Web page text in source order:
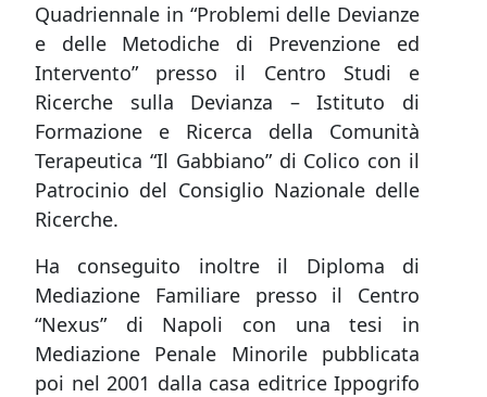
Quadriennale in “Problemi delle Devianze
e delle Metodiche di Prevenzione ed
Intervento” presso il Centro Studi e
Ricerche sulla Devianza – Istituto di
Formazione e Ricerca della Comunità
Terapeutica “Il Gabbiano” di Colico con il
Patrocinio del Consiglio Nazionale delle
Ricerche.
Ha conseguito inoltre il Diploma di
Mediazione Familiare presso il Centro
“Nexus” di Napoli con una tesi in
Mediazione Penale Minorile pubblicata
poi nel 2001 dalla casa editrice Ippogrifo